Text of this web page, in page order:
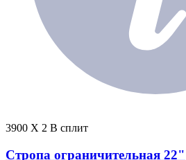
3900 X 2 В сплит
Стропа ограничительная 22"